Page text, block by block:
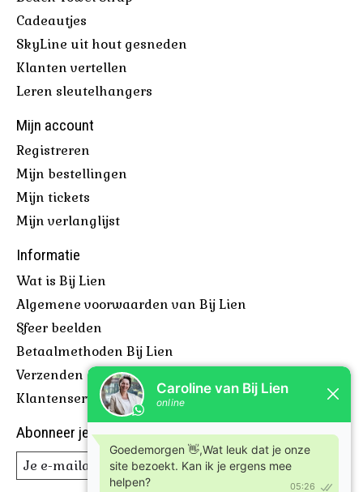
Cadeautjes
SkyLine uit hout gesneden
Klanten vertellen
Leren sleutelhangers
Mijn account
Registreren
Mijn bestellingen
Mijn tickets
Mijn verlanglijst
Informatie
Wat is Bij Lien
Algemene voorwaarden van Bij Lien
Sfeer beelden
Betaalmethoden Bij Lien
Verzenden & retourneren
Klantenservice Bij Lien
Abonneer je op onze nieuwsbrief
Abonneer